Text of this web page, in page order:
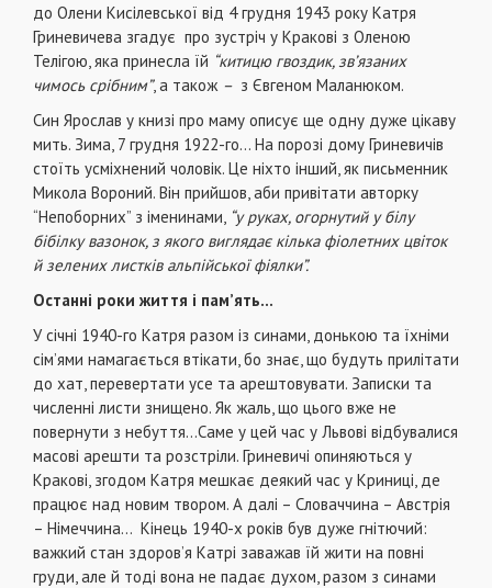
до Олени Кисілевської від 4 грудня 1943 року Катря
Гриневичева згадує про зустріч у Кракові з Оленою
Телігою, яка принесла їй “китицю гвоздик, зв’язаних
чимось срібним”, а також – з Євгеном Маланюком.
Син Ярослав у книзі про маму описує ще одну дуже цікаву
мить. Зима, 7 грудня 1922-го… На порозі дому Гриневичів
стоїть усміхнений чоловік. Це ніхто інший, як письменник
Микола Вороний. Він прийшов, аби привітати авторку
“Непоборних” з іменинами, “у руках, огорнутий у білу
бібілку вазонок, з якого виглядає кілька фіолетних цвіток
й зелених листків альпійської фіялки”.
Останні роки життя і пам’ять…
У січні 1940-го Катря разом із синами, донькою та їхніми
сім’ями намагається втікати, бо знає, що будуть прилітати
до хат, перевертати усе та арештовувати. Записки та
численні листи знищено. Як жаль, що цього вже не
повернути з небуття…Саме у цей час у Львові відбувалися
масові арешти та розстріли. Гриневичі опиняються у
Кракові, згодом Катря мешкає деякий час у Криниці, де
працює над новим твором. А далі – Словаччина – Австрія
– Німеччина… Кінець 1940-х років був дуже гнітючий:
важкий стан здоров’я Катрі заважав їй жити на повні
груди, але й тоді вона не падає духом, разом з синами